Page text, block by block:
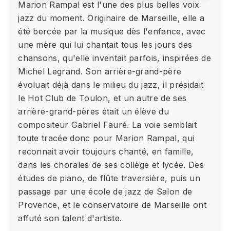
Marion Rampal est l'une des plus belles voix
jazz du moment. Originaire de Marseille, elle a
été bercée par la musique dès l'enfance, avec
une mère qui lui chantait tous les jours des
chansons, qu'elle inventait parfois, inspirées de
Michel Legrand. Son arrière-grand-père
évoluait déjà dans le milieu du jazz, il présidait
le Hot Club de Toulon, et un autre de ses
arrière-grand-pères était un élève du
compositeur Gabriel Fauré. La voie semblait
toute tracée donc pour Marion Rampal, qui
reconnait avoir toujours chanté, en famille,
dans les chorales de ses collège et lycée. Des
études de piano, de flûte traversière, puis un
passage par une école de jazz de Salon de
Provence, et le conservatoire de Marseille ont
affuté son talent d'artiste.